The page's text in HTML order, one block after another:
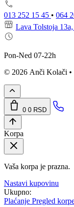
013 252 15 45 • 064
Lava Tolstoja
Pon-Ned 07-22h
© 2026 Anči Kolači •
0 0 RSD
Korpa
Vaša korpa je prazna.
Nastavi kupovinu
Ukupno:
Plaćanje Pregled